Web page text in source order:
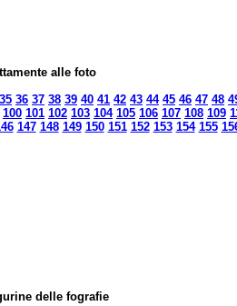
alle foto
35 36 37 38 39 40 41 42 43 44 45 46 47 48
100 101 102 103 104 105 106 107 108 109
147 148 149 150 151 152 153 154 155
delle fografie